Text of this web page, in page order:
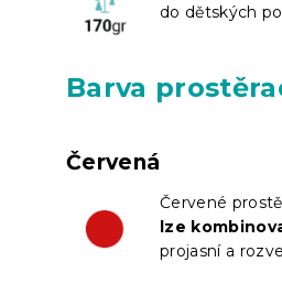
do dětských
Barva
Červená
Červené
lze
projasní a